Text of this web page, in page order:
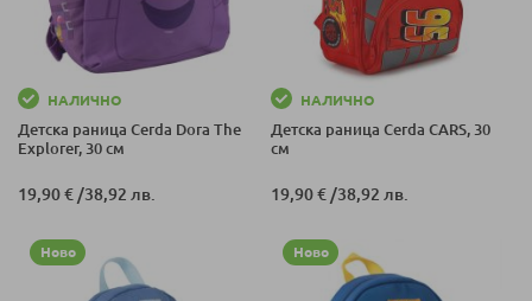
НАЛИЧНО
Детска раница Cerda Dora The
Explorer, 30 см
19,90 € /38,92 лв.
НАЛИЧНО
Детска раница Cerda CARS, 30
см
19,90 € /38,92 лв.
Ново Ново